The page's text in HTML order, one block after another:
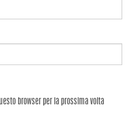
browser per la prossima volta